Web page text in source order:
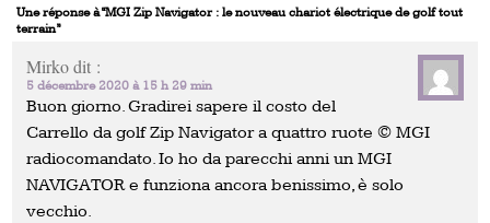
Une réponse à “MGI Zip Navigator : le nouveau chariot électrique de golf tout
terrain”
Mirkodit :
5 décembre 2020 à 15 h 29 min
Buon giorno. Gradirei sapere il costo del
Carrello da golf Zip Navigator a quattro ruote © MGI
radiocomandato. Io ho da parecchi anni un MGI
NAVIGATOR e funziona ancora benissimo, è solo
vecchio.